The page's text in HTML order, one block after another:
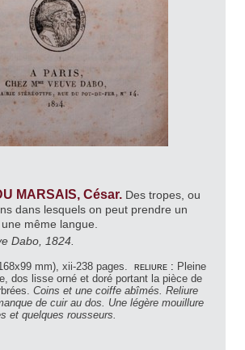
MARSAIS, César. Des tropes, ou
dans lesquels on peut prendre un
même langue.
Dabo, 1824.
mm), xii-238 pages. reliure : Pleine
dos lisse orné et doré portant la pièce de
Coins et une coiffe abîmés. Reliure
de cuir au dos. Une légère mouillure
et quelques rousseurs.